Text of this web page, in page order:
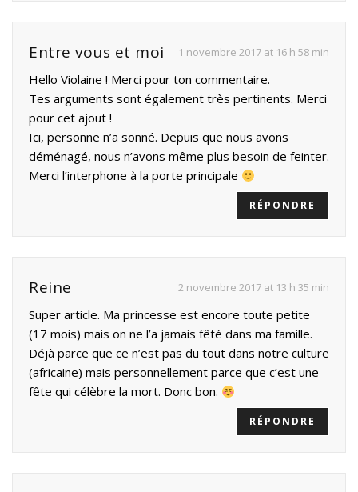
Entre vous et moi 1 novembre 2017 at 16 h 58 min
Hello Violaine ! Merci pour ton commentaire.
Tes arguments sont également très pertinents. Merci
pour cet ajout !
Ici, personne n’a sonné. Depuis que nous avons
déménagé, nous n’avons même plus besoin de feinter.
Merci l’interphone à la porte principale
RÉPONDRE
Reine 2 novembre 2017 at 13 h 35 min
Super article. Ma princesse est encore toute petite
(17 mois) mais on ne l’a jamais fêté dans ma famille.
Déjà parce que ce n’est pas du tout dans notre culture
(africaine) mais personnellement parce que c’est une
fête qui célèbre la mort. Donc bon.
RÉPONDRE